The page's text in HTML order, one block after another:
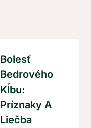
Bolesť
Bedrového
Kĺbu:
Príznaky A
Liečba